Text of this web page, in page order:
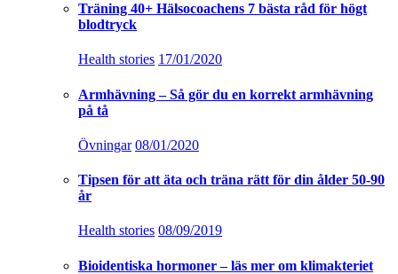
Träning 40+ Hälsocoachens 7 bästa råd för högt
blodtryck
Health stories 17/01/2020
Armhävning – Så gör du en korrekt armhävning
på tå
Övningar 08/01/2020
Tipsen för att äta och träna rätt för din ålder 50-90
år
Health stories 08/09/2019
Bioidentiska hormoner – läs mer om klimakteriet